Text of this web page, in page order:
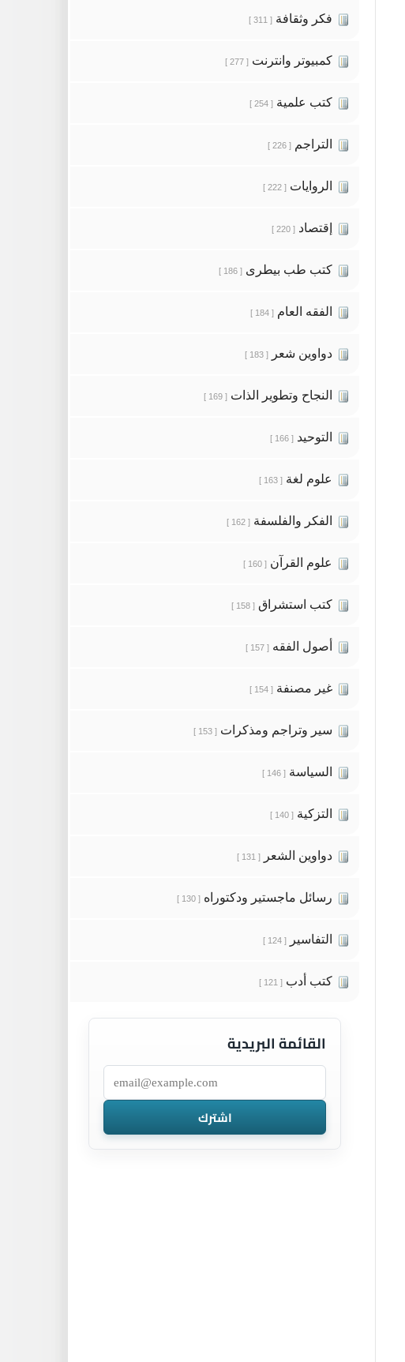
فكر وثقافة [ 311 ]
كمبيوتر وانترنت [ 277 ]
كتب علمية [ 254 ]
التراجم [ 226 ]
الروايات [ 222 ]
إقتصاد [ 220 ]
كتب طب بيطرى [ 186 ]
الفقه العام [ 184 ]
دواوين شعر [ 183 ]
النجاح وتطوير الذات [ 169 ]
التوحيد [ 166 ]
علوم لغة [ 163 ]
الفكر والفلسفة [ 162 ]
علوم القرآن [ 160 ]
كتب استشراق [ 158 ]
أصول الفقه [ 157 ]
غير مصنفة [ 154 ]
سير وتراجم ومذكرات [ 153 ]
السياسة [ 146 ]
التزكية [ 140 ]
دواوين الشعر [ 131 ]
رسائل ماجستير ودكتوراه [ 130 ]
التفاسير [ 124 ]
كتب أدب [ 121 ]
القائمة البريدية